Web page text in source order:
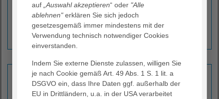
Gesundheitskonzern sowie um unsere Einrichtungen.
zu Daten & Fakten ›
Pressefotos
Hier finden Sie Bildmaterial für Ihre Veröffentlichung.
auf „Auswahl akzeptieren“ oder "Alle
ablehnen"erklären Sie sich jedoch
gesetzesgemäß immer mindestens mit der
Verwendung technisch notwendiger Cookies
einverstanden.
Indem Sie externe Dienste zulassen, willigen Sie
je nach Cookie gemäß Art. 49 Abs. 1 S. 1 lit. a
DSGVO ein, dass Ihre Daten ggf. außerhalb der
EU in Drittländern, u.a. in der USA verarbeitet